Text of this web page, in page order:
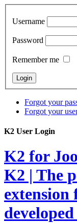
Username
Password
Remember me
Forgot your
Forgot your
K2 User Login
K2 for
K2 | The
extension